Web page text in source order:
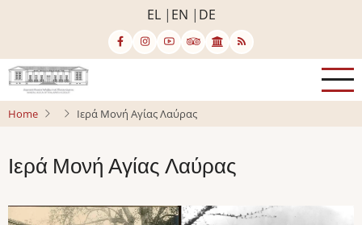
content
EL EN DE
Home Ιερά Μονή Αγίας Λαύρας
Ιερά Μονή Αγίας Λαύρας
Image Image